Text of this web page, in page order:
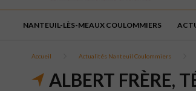
NANTEUIL-LÈS-MEAUX COULOMMIERS
Accueil Actualités Nanteuil Coulommiers
ALBERT FRÈRE,